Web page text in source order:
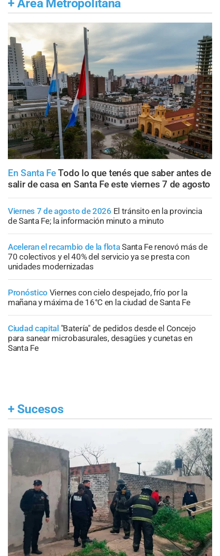
+ Área Metropolitana
En Santa FeTodo lo que tenés que saber antes de
salir de casa en Santa Fe este viernes 7 de agosto
Viernes 7 de agosto de 2026 El tránsito en la provincia
de Santa Fe; la información minuto a minuto
Aceleran el recambio de la flotaSanta Fe renovó más de
70 colectivos y el 40% del servicio ya se presta con
unidades modernizadas
Pronóstico Viernes con cielo despejado, frío por la
mañana y máxima de 16°C en la ciudad de Santa Fe
Ciudad capital "Batería" de pedidos desde el Concejo
para sanear microbasurales, desagües y cunetas en
Santa Fe
+ Sucesos